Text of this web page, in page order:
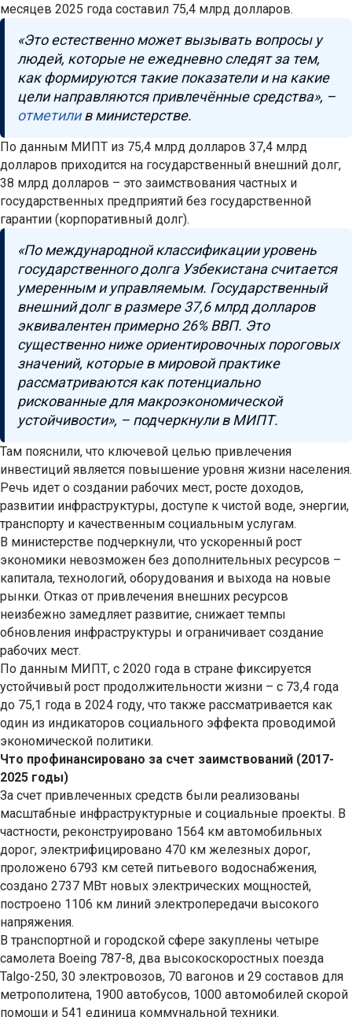
месяцев 2025 года составил 75,4 млрд долларов.
«Это естественно может вызывать вопросы у
людей, которые не ежедневно следят за тем,
как формируются такие показатели и на какие
цели направляются привлечённые средства», –
отметилив министерстве.
По данным МИПТ из 75,4 млрд долларов 37,4 млрд
долларов приходится на государственный внешний долг,
38 млрд долларов – это заимствования частных и
государственных предприятий без государственной
гарантии (корпоративный долг).
«По международной классификации уровень
государственного долга Узбекистана считается
умеренным и управляемым. Государственный
внешний долг в размере 37,6 млрд долларов
эквивалентен примерно 26% ВВП. Это
существенно ниже ориентировочных пороговых
значений, которые в мировой практике
рассматриваются как потенциально
рискованные для макроэкономической
устойчивости», – подчеркнули в МИПТ.
Там пояснили, что ключевой целью привлечения
инвестиций является повышение уровня жизни населения.
Речь идет о создании рабочих мест, росте доходов,
развитии инфраструктуры, доступе к чистой воде, энергии,
транспорту и качественным социальным услугам.
В министерстве подчеркнули, что ускоренный рост
экономики невозможен без дополнительных ресурсов –
капитала, технологий, оборудования и выхода на новые
рынки. Отказ от привлечения внешних ресурсов
неизбежно замедляет развитие, снижает темпы
обновления инфраструктуры и ограничивает создание
рабочих мест.
По данным МИПТ, с 2020 года в стране фиксируется
устойчивый рост продолжительности жизни – с 73,4 года
до 75,1 года в 2024 году, что также рассматривается как
один из индикаторов социального эффекта проводимой
экономической политики.
Что профинансировано за счет заимствований (2017-
2025 годы)
За счет привлеченных средств были реализованы
масштабные инфраструктурные и социальные проекты. В
частности, реконструировано 1564 км автомобильных
дорог, электрифицировано 470 км железных дорог,
проложено 6793 км сетей питьевого водоснабжения,
создано 2737 МВт новых электрических мощностей,
построено 1106 км линий электропередачи высокого
напряжения.
В транспортной и городской сфере закуплены четыре
самолета Boeing 787-8, два высокоскоростных поезда
Talgo-250, 30 электровозов, 70 вагонов и 29 составов для
метрополитена, 1900 автобусов, 1000 автомобилей скорой
помощи и 541 единица коммунальной техники.